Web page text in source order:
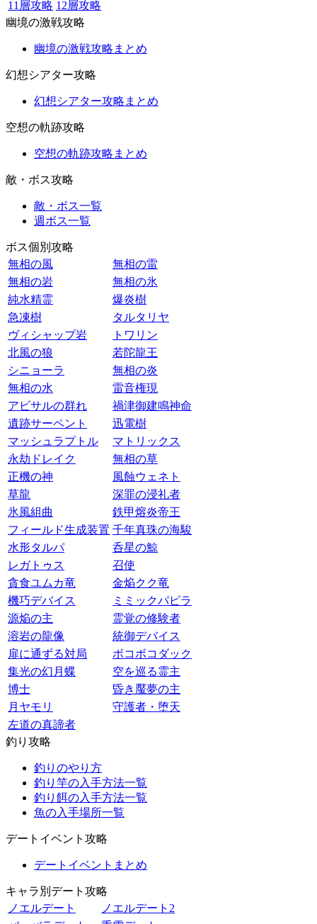
11層攻略 12層攻略
幽境の激戦攻略
幽境の激戦攻略まとめ
幻想シアター攻略
幻想シアター攻略まとめ
空想の軌跡攻略
空想の軌跡攻略まとめ
敵・ボス攻略
敵・ボス一覧
週ボス一覧
ボス個別攻略
無相の風
無相の雷
無相の岩
無相の氷
純水精霊
爆炎樹
急凍樹
タルタリヤ
ヴィシャップ岩
トワリン
北風の狼
若陀龍王
シニョーラ
無相の炎
無相の水
雷音権現
アビサルの群れ
禍津御建鳴神命
遺跡サーペント
迅電樹
マッシュラプトル
マトリックス
永劫ドレイク
無相の草
正機の神
風蝕ウェネト
草龍
深罪の浸礼者
氷風組曲
鉄甲熔炎帝王
フィールド生成装置 千年真珠の海駿
水形タルパ
呑星の鯨
レガトゥス
召使
貪食ユムカ竜
金焔クク竜
機巧デバイス
ミミックパピラ
源焔の主
霊覚の修験者
溶岩の龍像
統御デバイス
扉に通ずる対局
ボコボコダック
集光の幻月蝶
空を巡る霊主
博士
昏き魘夢の主
月ヤモリ
守護者・堕天
左道の真諦者
釣り攻略
釣りのやり方
釣り竿の入手方法一覧
釣り餌の入手方法一覧
魚の入手場所一覧
デートイベント攻略
デートイベントまとめ
キャラ別デート攻略
ノエルデート
ノエルデート2